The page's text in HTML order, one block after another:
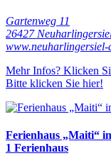
Gartenweg 11
26427
www.neuharlingersiel-
Mehr Infos? Klicken
Bitte klicken Sie hier!
Ferienhaus „Maiti“
1 Ferienhaus